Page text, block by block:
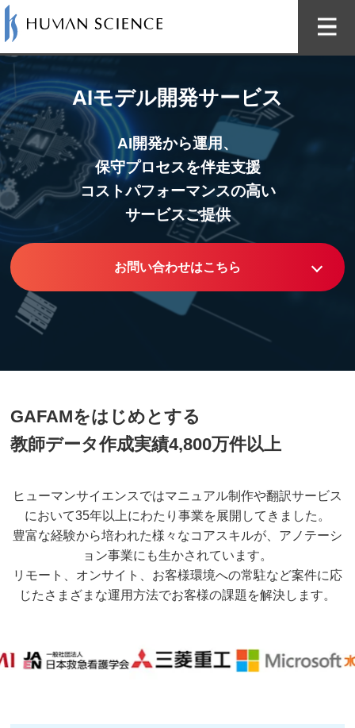
AIモデル開発サービス
AI開発から運用、
保守プロセスを伴走支援
コストパフォーマンスの高い
サービスご提供
お問い合わせはこちら
GAFAMをはじめとする
教師データ作成実績4,800万件以上
ヒューマンサイエンスではマニュアル制作や翻訳サービス
において35年以上にわたり事業を展開してきました。
豊富な経験から培われた様々なコアスキルが、アノテーシ
ョン事業にも生かされています。
リモート、オンサイト、お客様環境への常駐など案件に応
じたさまざまな運用方法でお客様の課題を解決します。